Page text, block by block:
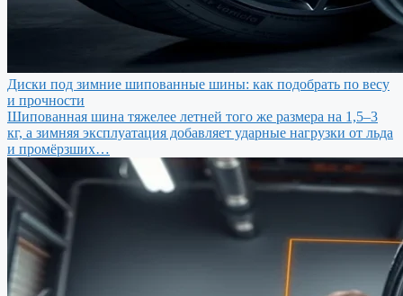
Диски под зимние шипованные шины: как подобрать по весу
и прочности
Шипованная шина тяжелее летней того же размера на 1,5–3
кг, а зимняя эксплуатация добавляет ударные нагрузки от льда
и промёрзших…